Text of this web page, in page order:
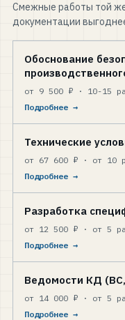
Смежные работы той
документации
Обоснование
от 9 500 ₽ · 10-15
Подробнее →
Технические
от 67 600 ₽ · от 10
Подробнее →
Разработка
от 12 500 ₽ · от 5
Подробнее →
Ведомости КД
от 14 000 ₽ · от 5
Подробнее →